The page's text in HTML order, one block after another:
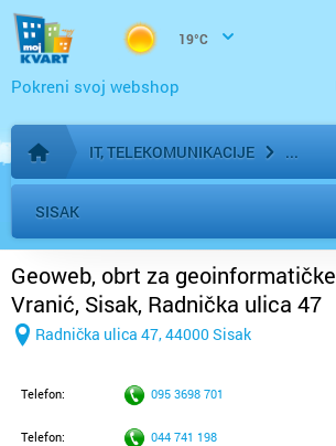
19°C
Pokreni svoj webshop
Početna stranica
IT, TELEKOMUNIKACIJE
SISAK
Geoweb, obrt za
Vranić, Sisak, Radnička ulica 47
Radnička ulica 47, 44000 Sisak
Telefon: 095 3698 701
Telefon: 044 741 198